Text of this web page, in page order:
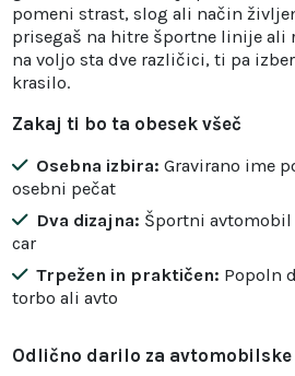
pomeni strast, slog ali način
prisegaš na hitre športne linije ali
na voljo sta dve različici, ti pa
krasilo.
Zakaj ti bo ta obesek všeč
Osebna izbira: Gravirano ime
osebni pečat
Dva dizajna: Športni
car
Trpežen in praktičen: Popoln
torbo ali avto
Odlično darilo za avtomobilske